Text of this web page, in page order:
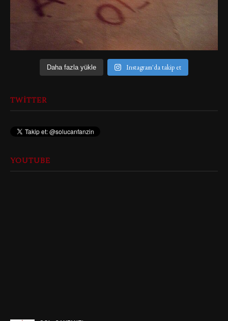
Daha fazla yükle Instagram'da takip et
TWITTER
YOUTUBE